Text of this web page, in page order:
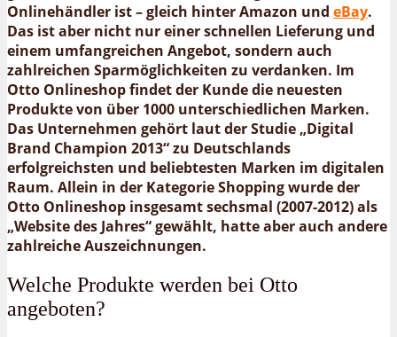
Onlinehändler ist – gleich hinter Amazon und eBay.
Das ist aber nicht nur einer schnellen Lieferung und
einem umfangreichen Angebot, sondern auch
zahlreichen Sparmöglichkeiten zu verdanken. Im
Otto Onlineshop findet der Kunde die neuesten
Produkte von über 1000 unterschiedlichen Marken.
Das Unternehmen gehört laut der Studie „Digital
Brand Champion 2013“ zu Deutschlands
erfolgreichsten und beliebtesten Marken im digitalen
Raum. Allein in der Kategorie Shopping wurde der
Otto Onlineshop insgesamt sechsmal (2007-2012) als
„Website des Jahres“ gewählt, hatte aber auch andere
zahlreiche Auszeichnungen.
Welche Produkte werden bei Otto
angeboten?